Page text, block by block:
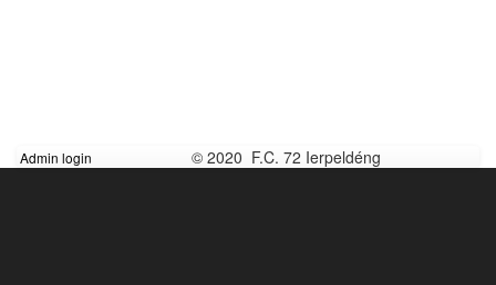
Admin login © 2020 F.C. 72 Ierpeldéng